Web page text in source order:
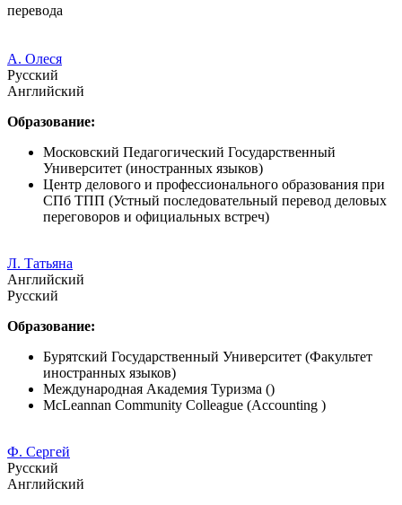
перевода
А. Олеся
Русский
Английский
Образование:
Московский Педагогический Государственный
Университет (иностранных языков)
Центр делового и профессионального образования при
СПб ТПП (Устный последовательный перевод деловых
переговоров и официальных встреч)
Л. Татьяна
Английский
Русский
Образование:
Бурятский Государственный Университет (Факультет
иностранных языков)
Международная Академия Туризма ()
McLeannan Community Colleague (Accounting )
Ф. Сергей
Русский
Английский